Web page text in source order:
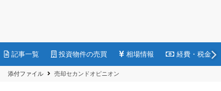
記事一覧 投資物件の売買 相場情報 経費・税金
添付ファイル 売却セカンドオピニオン